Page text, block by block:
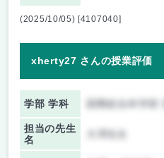
(2025/10/05) [4107040]
xherty27 さんの授業評価
学部 学科 国際総合科学部
担当の先生
名